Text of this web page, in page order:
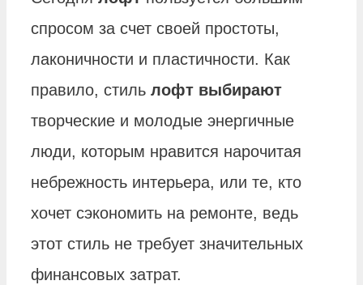
спросом за счет своей простоты,
лаконичности и пластичности. Как
правило, стиль лофт выбирают
творческие и молодые энергичные
люди, которым нравится нарочитая
небрежность интерьера, или те, кто
хочет сэкономить на ремонте, ведь
этот стиль не требует значительных
финансовых затрат.